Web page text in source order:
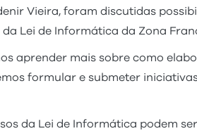
Vieira, foram discutidas
Lei de Informática da Zona
aprender mais sobre como
formular e submeter
da Lei de Informática podem